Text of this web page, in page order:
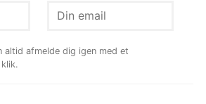
Din
altid afmelde dig igen med et